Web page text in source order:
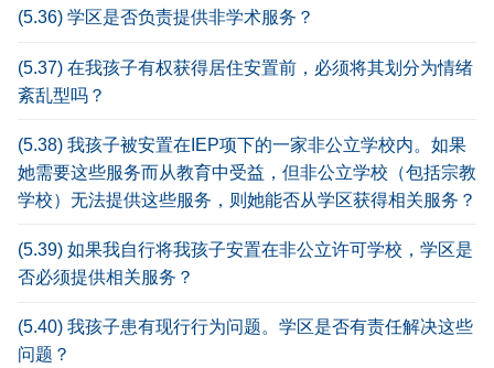
(5.36) 学区是否负责提供非学术服务？
(5.37) 在我孩子有权获得居住安置前，必须将其划分为情绪
紊乱型吗？
(5.38) 我孩子被安置在IEP项下的一家非公立学校内。如果
她需要这些服务而从教育中受益，但非公立学校（包括宗教
学校）无法提供这些服务，则她能否从学区获得相关服务？
(5.39) 如果我自行将我孩子安置在非公立许可学校，学区是
否必须提供相关服务？
(5.40) 我孩子患有现行行为问题。学区是否有责任解决这些
问题？